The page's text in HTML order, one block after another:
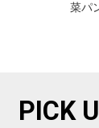
菜パ
PICK